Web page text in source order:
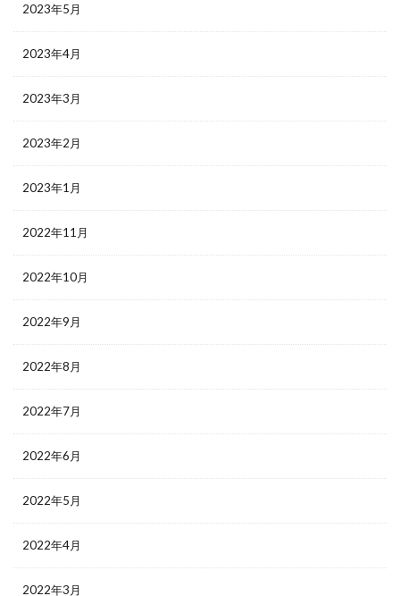
2023年5月
2023年4月
2023年3月
2023年2月
2023年1月
2022年11月
2022年10月
2022年9月
2022年8月
2022年7月
2022年6月
2022年5月
2022年4月
2022年3月